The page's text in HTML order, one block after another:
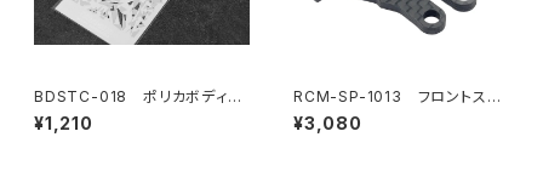
BDSTC-018 ポリカボディ塗
装用ステンシル 【Camo Artic
（A + B）】
¥1,210
RCM-SP-1013 フロントステ
アリングアーム（2）
¥3,080